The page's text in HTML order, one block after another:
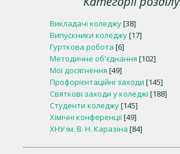
Викладачі коледжу[38]
Випускники коледжу[17]
Гурткова робота [6]
Методичне об'єднання [102]
Мої досягнення [49]
Профорієнтаційні заходи [145]
Святкові заходи у коледжі [188]
Студенти коледжу[145]
Хімічні конференції[49]
ХНУ ім. В. Н. Каразіна [84]